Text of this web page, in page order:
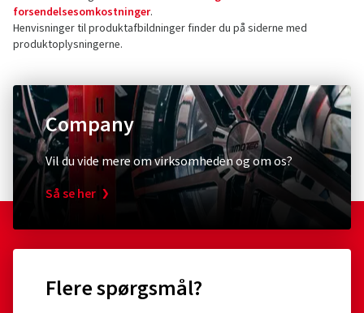
forsendelsesomkostninger.
Henvisninger til produktafbildninger finder du på siderne med
produktoplysningerne.
Company
Vil du vide mere om virksomheden og om os?
Så se her
Flere spørgsmål?